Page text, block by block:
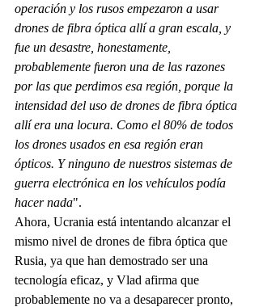
operación y los rusos empezaron a usar
drones de fibra óptica allí a gran escala, y
fue un desastre, honestamente,
probablemente fueron una de las razones
por las que perdimos esa región, porque la
intensidad del uso de drones de fibra óptica
allí era una locura. Como el 80% de todos
los drones usados en esa región eran
ópticos. Y ninguno de nuestros sistemas de
guerra electrónica en los vehículos podía
hacer nada".
Ahora, Ucrania está intentando alcanzar el
mismo nivel de drones de fibra óptica que
Rusia, ya que han demostrado ser una
tecnología eficaz, y Vlad afirma que
probablemente no va a desaparecer pronto,